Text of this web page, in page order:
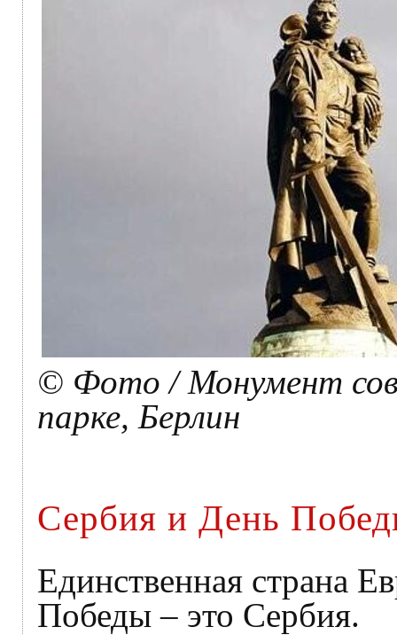
© Фото / Монумент
парке, Берлин
Сербия и День
Единственная страна
Победы – это Сербия.